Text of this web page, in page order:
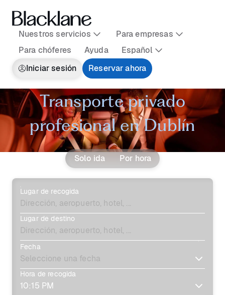
Nuestros servicios
Para empresas
Para chóferes
Ayuda
Español
Iniciar sesión
Reservar ahora
Transporte privado
profesional en Dublín
Solo ida Por hora
Lugar de recogida
Lugar de destino
Fecha
Hora de recogida